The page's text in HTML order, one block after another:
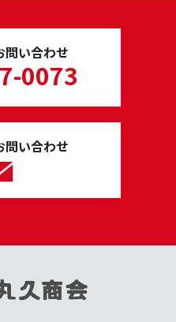
問い合わせ
0073
問い合わせ